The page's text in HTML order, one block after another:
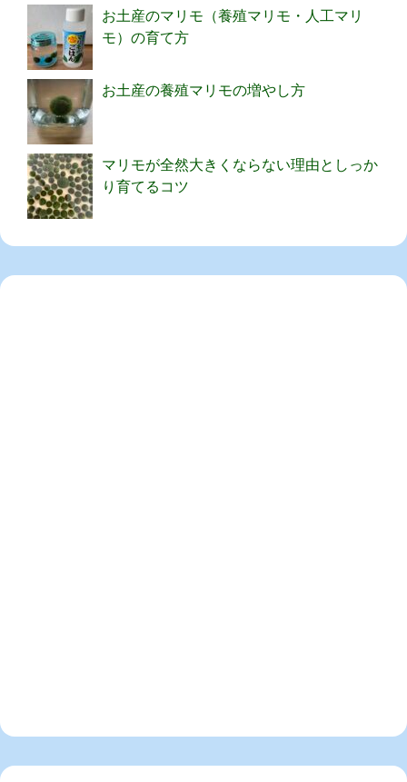
お土産のマリモ（養殖マリモ・人工マリ
モ）の育て方
お土産の養殖マリモの増やし方
マリモが全然大きくならない理由としっか
り育てるコツ